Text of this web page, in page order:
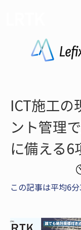
ICT施工の
ント管理
に備える6
この記事は平均6